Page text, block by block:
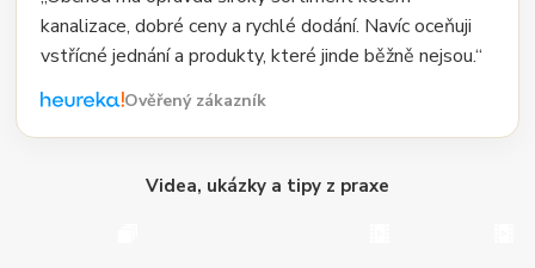
kanalizace, dobré ceny a rychlé dodání. Navíc oceňuji
vstřícné jednání a produkty, které jinde běžně nejsou.“
Ověřený zákazník
Videa, ukázky a tipy z praxe